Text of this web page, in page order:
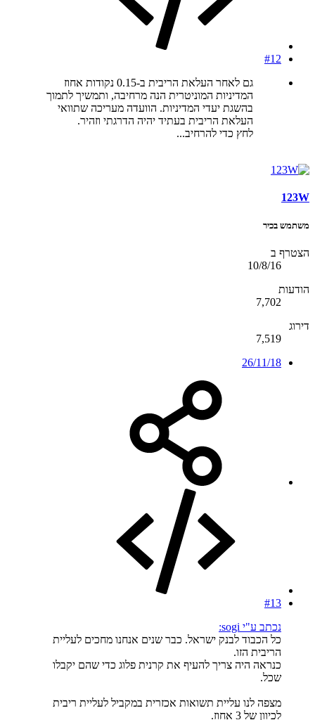
#12
גם לאחר העלאת הריבית ב-0.15 נקודות אחוז
המדיניות המוניטרית הנה מרחיבה, ותמשיך לתמוך
בהשגת יעדי המדיניות. הוועדה מעריכה שתוואי
העלאת הריבית בעתיד יהיה הדרגתי וזהיר.
לחץ כדי להרחיב...
123W
משתמש בכיר
הצטרף ב
10/8/16
הודעות
7,702
דירוג
7,519
26/11/18
#13
נכתב ע"י sogi:
כל הכבוד לבנק ישראל. כבר שנים אנחנו מחכים לעליית
הריבית הזו.
כנראה היה צריך להעיף את קרנית פלוג כדי שהם יקבלו
שכל.
מצפה לנו עליית תשואות אכזרית במקביל לעליית ריבית
לכיוון של 3 אחוז.